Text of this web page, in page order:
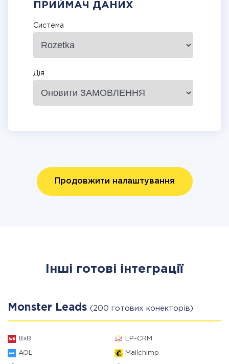
ПРИЙМАЧ ДАНИХ
Система
Дія
Продовжити налаштування
Інші готові інтеграції
Monster Leads (200 готових конекторів)
8x8 LP-CRM
AOL Mailchimp